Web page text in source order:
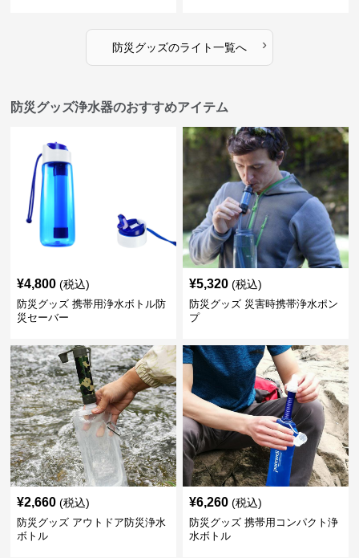
防災グッズのライト一覧へ ›
防災グッズ浄水器のおすすめアイテム
¥4,800 (税込)
防災グッズ 携帯用浄水ボトル防
災セーバー
¥5,320 (税込)
防災グッズ 災害時携帯浄水ポン
プ
¥2,660 (税込)
防災グッズ アウトドア防災浄水
ボトル
¥6,260 (税込)
防災グッズ 携帯用コンパクト浄
水ボトル